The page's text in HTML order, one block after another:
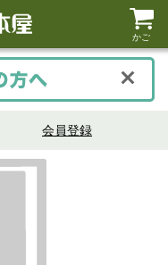
かご
会員登録